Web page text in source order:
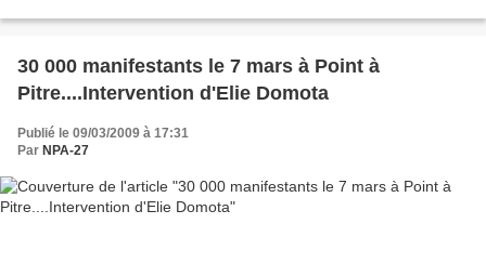
30 000 manifestants le 7 mars à Point à
Pitre....Intervention d'Elie Domota
Publié le 09/03/2009 à 17:31
Par NPA-27